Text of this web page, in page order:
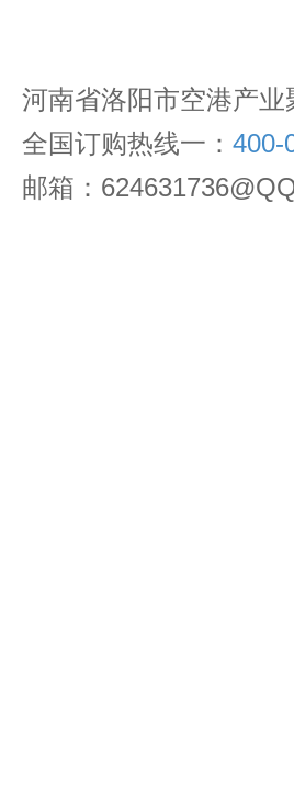
河南省洛阳市空港产
全国订购热线一： 400-
邮箱：